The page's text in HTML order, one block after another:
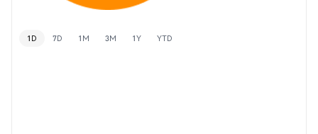
1D 7D 1M 3M 1Y YTD